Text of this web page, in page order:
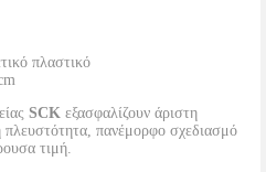
πλαστικό
SCK εξασφαλίζουν άριστη
πλευστότητα, πανέμορφο σχεδιασμό
τιμή.